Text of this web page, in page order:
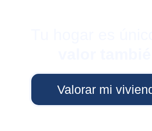
Valorar mi